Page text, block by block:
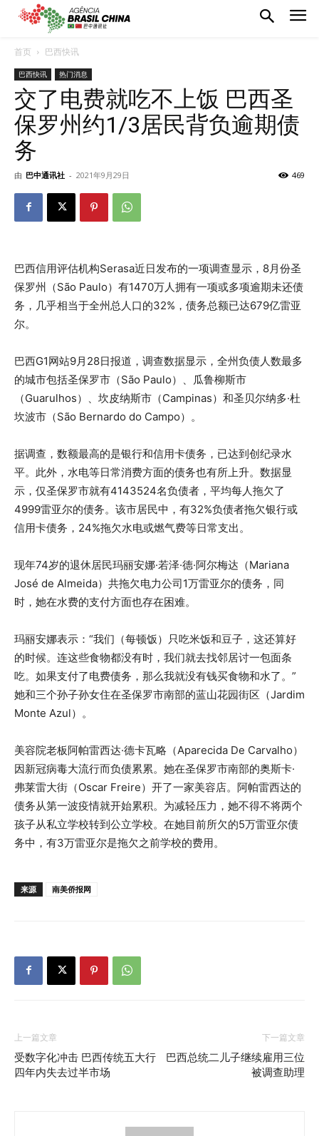
首页 巴西快讯
巴西快讯 热门消息
交了电费就吃不上饭 巴西圣
保罗州约1/3居民背负逾期债
务
由 巴中通讯社 - 2021年9月29日 469
巴西信用评估机构Serasa近日发布的一项调查显示，8月份圣
保罗州（São Paulo）有1470万人拥有一项或多项逾期未还债
务，几乎相当于全州总人口的32%，债务总额已达679亿雷亚
尔。
巴西G1网站9月28日报道，调查数据显示，全州负债人数最多
的城市包括圣保罗市（São Paulo）、瓜鲁柳斯市
（Guarulhos）、坎皮纳斯市（Campinas）和圣贝尔纳多·杜
坎波市（São Bernardo do Campo）。
据调查，数额最高的是银行和信用卡债务，已达到创纪录水
平。此外，水电等日常消费方面的债务也有所上升。数据显
示，仅圣保罗市就有4143524名负债者，平均每人拖欠了
4999雷亚尔的债务。该市居民中，有32%负债者拖欠银行或
信用卡债务，24%拖欠水电或燃气费等日常支出。
现年74岁的退休居民玛丽安娜·若泽·德·阿尔梅达（Mariana
José de Almeida）共拖欠电力公司1万雷亚尔的债务，同
时，她在水费的支付方面也存在困难。
玛丽安娜表示：“我们（每顿饭）只吃米饭和豆子，这还算好
的时候。连这些食物都没有时，我们就去找邻居讨一包面条
吃。如果支付了电费债务，那么我就没有钱买食物和水了。”
她和三个孙子孙女住在圣保罗市南部的蓝山花园街区（Jardim
Monte Azul）。
美容院老板阿帕雷西达·德卡瓦略（Aparecida De Carvalho）
因新冠病毒大流行而负债累累。她在圣保罗市南部的奥斯卡·
弗莱雷大街（Oscar Freire）开了一家美容店。阿帕雷西达的
债务从第一波疫情就开始累积。为减轻压力，她不得不将两个
孩子从私立学校转到公立学校。在她目前所欠的5万雷亚尔债
务中，有3万雷亚尔是拖欠之前学校的费用。
来源 南美侨报网
上一篇文章
受数字化冲击 巴西传统五大行
四年内失去过半市场
下一篇文章
巴西总统二儿子继续雇用三位
被调查助理